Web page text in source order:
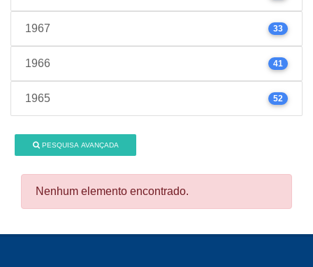
1967 33
1966 41
1965 52
PESQUISA AVANÇADA
Nenhum elemento encontrado.